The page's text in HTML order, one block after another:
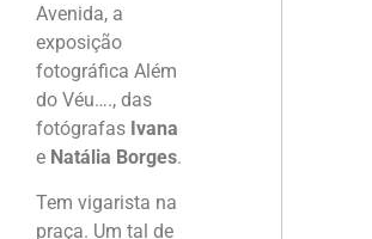
Avenida, a
exposição
fotográfica Além
do Véu…., das
fotógrafas Ivana
e Natália Borges.
Tem vigarista na
praça. Um tal de